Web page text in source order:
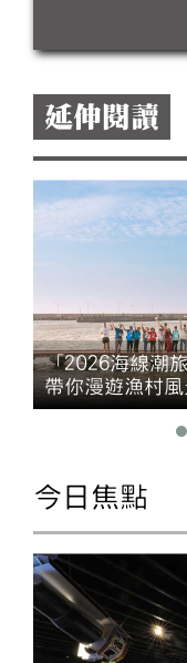
入倒數階段，
走訪九份欣賞
力。
延伸閱讀
「2026海線潮
帶你漫遊漁村風
今日焦點